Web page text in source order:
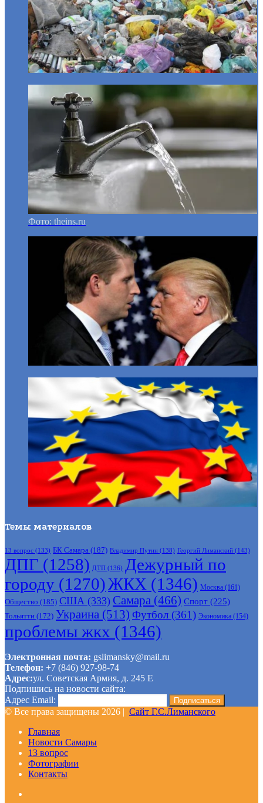
Фото: theins.ru
Темы материалов
13 вопрос (133) БК Самара (187) Владимир Путин (138) Георгий Лиманский (143)
ДПГ (1258) ДТП (136) Дежурный по
городу (1270)ЖКХ (1346) Москва (161)
Общество (185) США (333) Самара (466) Спорт (225)
Тольятти (172) Украина (513) Футбол (361) Экономика (154)
проблемы жкх (1346)
Электронная почта: gslimansky@mail.ru
Телефон: +7 (846) 927-98-74
Адрес:ул. Советская Армия, д. 245 Е
Подпишись на новости сайта:
Адрес Email:
© Все права защищены 2026 | Сайт Г.С.Лиманского
Главная
Новости Самары
13 вопрос
Фотографии
Контакты